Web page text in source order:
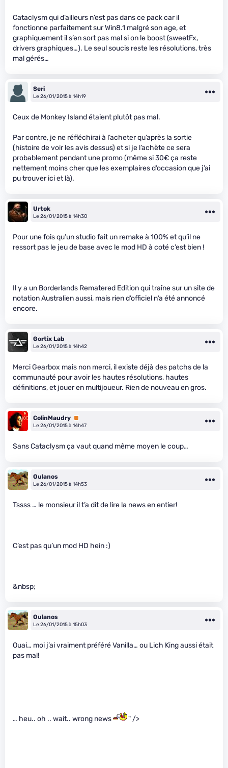
Cataclysm qui d’ailleurs n’est pas dans ce pack car il
fonctionne parfaitement sur Win8.1 malgré son age, et
graphiquement il s’en sort pas mal si on le boost (sweetFx,
drivers graphiques…). Le seul soucis reste les résolutions, très
mal gérés…
Seri
Le 26/01/2015 à 14h19
Ceux de Monkey Island étaient plutôt pas mal.
Par contre, je ne réfléchirai à l’acheter qu’après la sortie
(histoire de voir les avis dessus) et si je l’achète ce sera
probablement pendant une promo (même si 30€ ça reste
nettement moins cher que les exemplaires d’occasion que j’ai
pu trouver ici et là).
Urtok
Le 26/01/2015 à 14h30
Pour une fois qu’un studio fait un remake à 100% et qu’il ne
ressort pas le jeu de base avec le mod HD à coté c’est bien !
Il y a un Borderlands Rematered Edition qui traîne sur un site de
notation Australien aussi, mais rien d’officiel n’a été annoncé
encore.
Gortix Lab
Le 26/01/2015 à 14h42
Merci Gearbox mais non merci, il existe déjà des patchs de la
communauté pour avoir les hautes résolutions, hautes
définitions, et jouer en multijoueur. Rien de nouveau en gros.
ColinMaudry Premium
Le 26/01/2015 à 14h47
Sans Cataclysm ça vaut quand même moyen le coup…
Oulanos
Le 26/01/2015 à 14h53
Tssss … le monsieur il t’a dit de lire la news en entier!
C’est pas qu’un mod HD hein :)
&nbsp;
Oulanos
Le 26/01/2015 à 15h03
Ouai… moi j’ai vraiment préféré Vanilla… ou Lich King aussi était
pas mal!
… heu.. oh .. wait.. wrong news " />